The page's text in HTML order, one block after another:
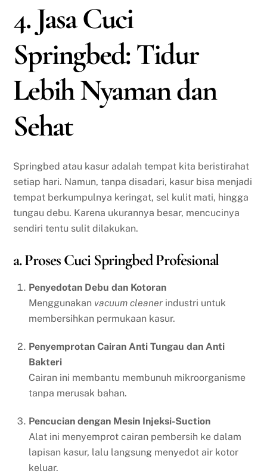
4. Jasa Cuci
Springbed: Tidur
Lebih Nyaman dan
Sehat
Springbed atau kasur adalah tempat kita beristirahat
setiap hari. Namun, tanpa disadari, kasur bisa menjadi
tempat berkumpulnya keringat, sel kulit mati, hingga
tungau debu. Karena ukurannya besar, mencucinya
sendiri tentu sulit dilakukan.
a. Proses Cuci Springbed Profesional
Penyedotan Debu dan Kotoran
Menggunakan vacuum cleaner industri untuk
membersihkan permukaan kasur.
Penyemprotan Cairan Anti Tungau dan Anti
Bakteri
Cairan ini membantu membunuh mikroorganisme
tanpa merusak bahan.
Pencucian dengan Mesin Injeksi-Suction
Alat ini menyemprot cairan pembersih ke dalam
lapisan kasur, lalu langsung menyedot air kotor
keluar.